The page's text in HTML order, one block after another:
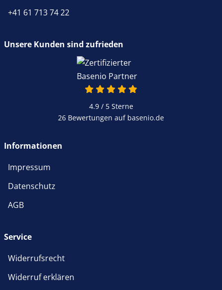
+41 61 713 74 22
Unsere Kunden sind zufrieden
4.9 / 5Sterne
26 Bewertungen auf basenio.de
Informationen
Impressum
Datenschutz
AGB
Service
Widerrufsrecht
Widerruf erklären